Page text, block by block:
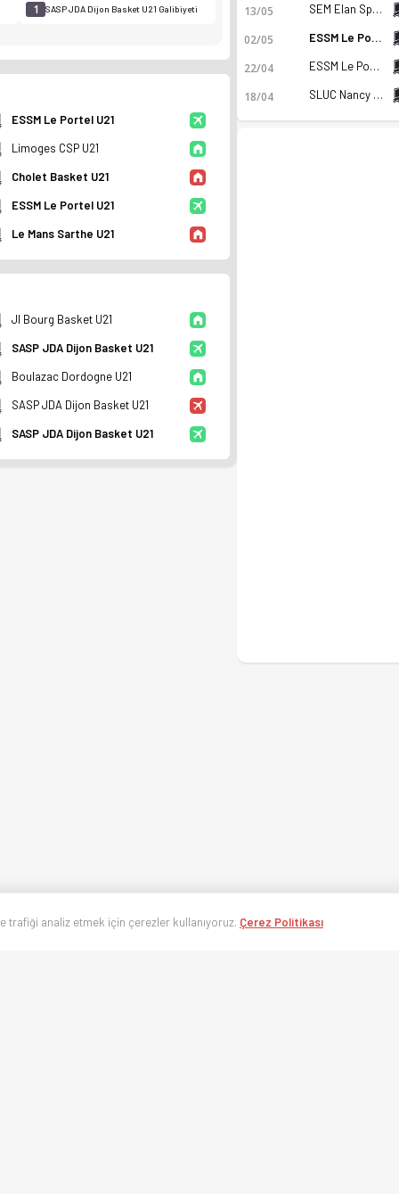
durumu ve istatistiklerini Ofsayt'ta incele. Canlı skor
1 SASP JDA Dijon Basket U21 Galibiyeti 3 Galibiyet
ESSM Le Portel U21
Limoges CSP U21
Cholet Basket U21
ESSM Le Portel U21
Le Mans Sarthe U21
Jl Bourg Basket U21
SASP JDA Dijon Basket U21
Boulazac Dordogne U21
SASP JDA Dijon Basket U21
SASP JDA Dijon Basket U21
13/05 SEM Elan Sportif Chalonnais U21
02/05 ESSM Le Portel U21
22/04 ESSM Le Portel U21
18/04 SLUC Nancy Association U21
analiz etmek için çerezler kullanıyoruz. Çerez Politikası